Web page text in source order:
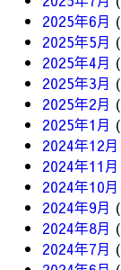
2025年6月
2025年5月
2025年4月
2025年3月
2025年2月
2025年1月
2024年12月
2024年11月
2024年10月
2024年9月
2024年8月
2024年7月